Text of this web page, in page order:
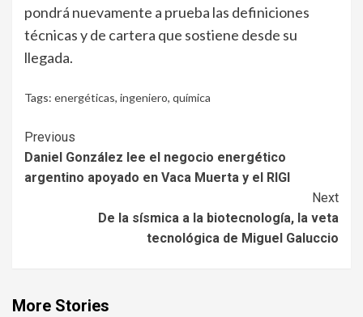
pondrá nuevamente a prueba las definiciones
técnicas y de cartera que sostiene desde su
llegada.
Tags: energéticas, ingeniero, química
Continue
Reading
Previous
Daniel González lee el negocio energético
argentino apoyado en Vaca Muerta y el RIGI
Next
De la sísmica a la biotecnología, la veta
tecnológica de Miguel Galuccio
More Stories